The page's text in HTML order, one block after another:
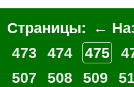
Страницы: ←
473
474 475
507
508 509